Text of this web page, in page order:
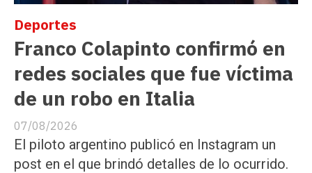
Franco Colapinto confirmó en
redes sociales que fue víctima
de un robo en Italia
Deportes
07/08/2026
El piloto argentino publicó en Instagram un
post en el que brindó detalles de lo ocurrido.